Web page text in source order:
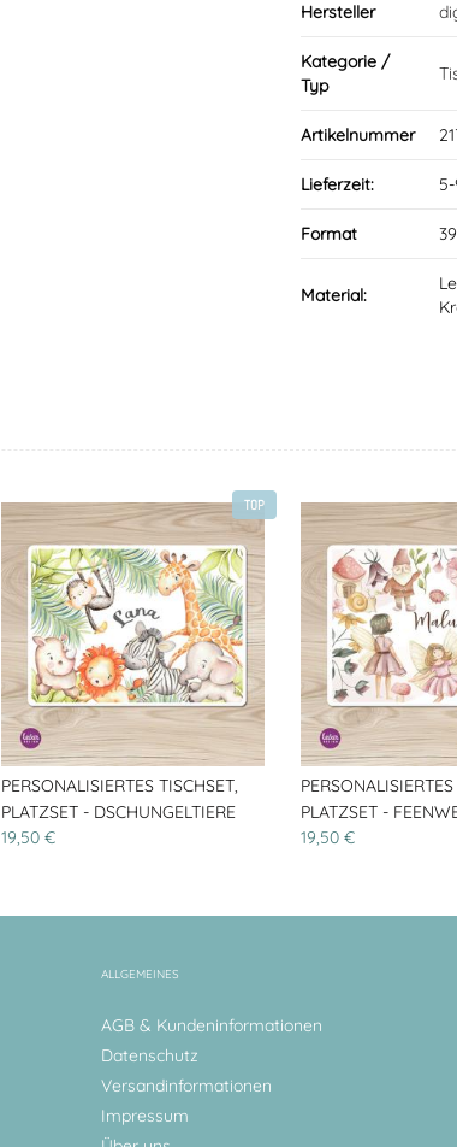
Hersteller
Kategorie /
Typ
Artikelnummer
Lieferzeit:
Format
Material:
TOP
PERSONALISIERTES TISCHSET,
PLATZSET - DSCHUNGELTIERE
19,50 €
PLATZSET -
19,50 €
ALLGEMEINES
AGB & Kundeninformationen
Datenschutz
Versandinformationen
Impressum